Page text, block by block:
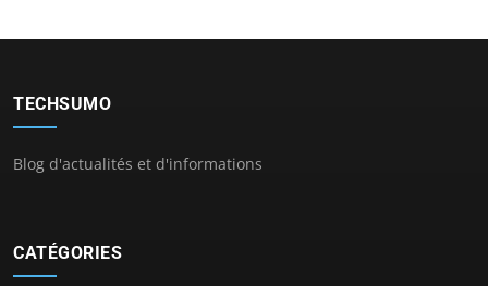
TECHSUMO
Blog d'actualités et d'informations
CATÉGORIES